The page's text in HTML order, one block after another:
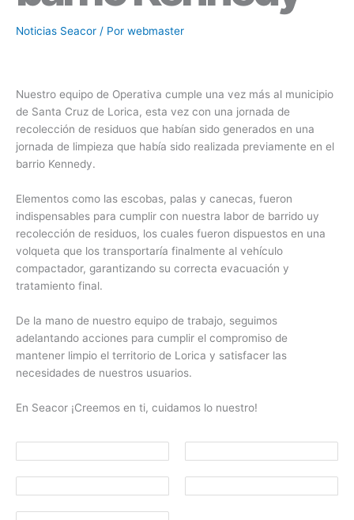
Noticias Seacor / Por webmaster
Nuestro equipo de Operativa cumple una vez más al municipio
de Santa Cruz de Lorica, esta vez con una jornada de
recolección de residuos que habían sido generados en una
jornada de limpieza que había sido realizada previamente en el
barrio Kennedy.
Elementos como las escobas, palas y canecas, fueron
indispensables para cumplir con nuestra labor de barrido uy
recolección de residuos, los cuales fueron dispuestos en una
volqueta que los transportaría finalmente al vehículo
compactador, garantizando su correcta evacuación y
tratamiento final.
De la mano de nuestro equipo de trabajo, seguimos
adelantando acciones para cumplir el compromiso de
mantener limpio el territorio de Lorica y satisfacer las
necesidades de nuestros usuarios.
En Seacor ¡Creemos en ti, cuidamos lo nuestro!